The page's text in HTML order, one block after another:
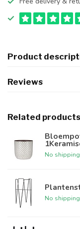
Product
Reviews
Related products
No
No